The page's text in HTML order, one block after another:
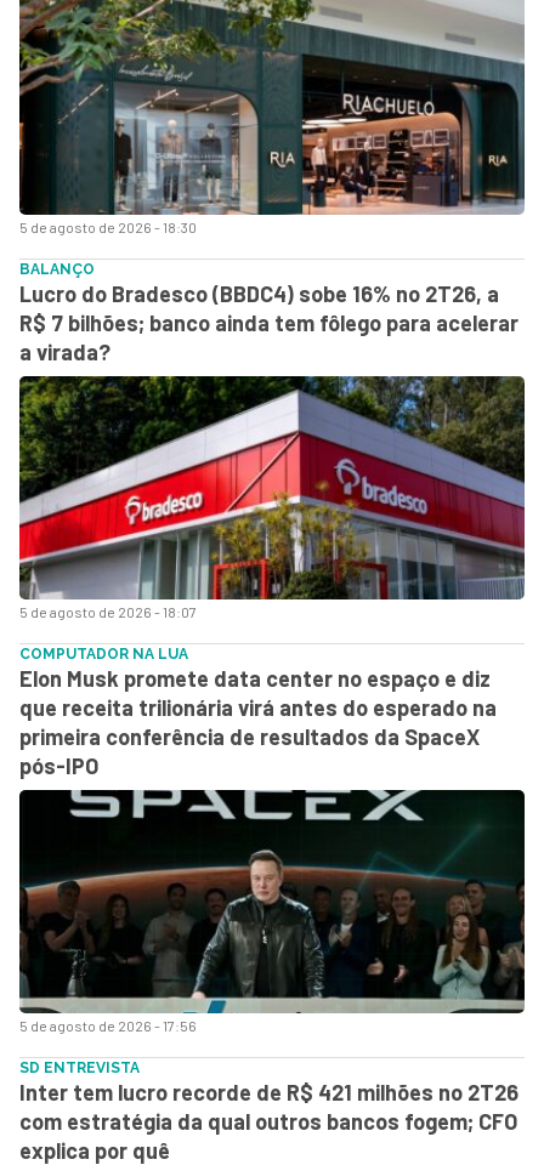
5 de agosto de 2026 - 18:30
5 de agosto de 2026 - 18:07
BALANÇO
Lucro do Bradesco (BBDC4) sobe 16% no 2T26, a
R$ 7 bilhões; banco ainda tem fôlego para acelerar
a virada?
5 de agosto de 2026 - 17:56
COMPUTADOR NA LUA
Elon Musk promete data center no espaço e diz
que receita trilionária virá antes do esperado na
primeira conferência de resultados da SpaceX
pós-IPO
SD ENTREVISTA
Inter tem lucro recorde de R$ 421 milhões no 2T26
com estratégia da qual outros bancos fogem; CFO
explica por quê